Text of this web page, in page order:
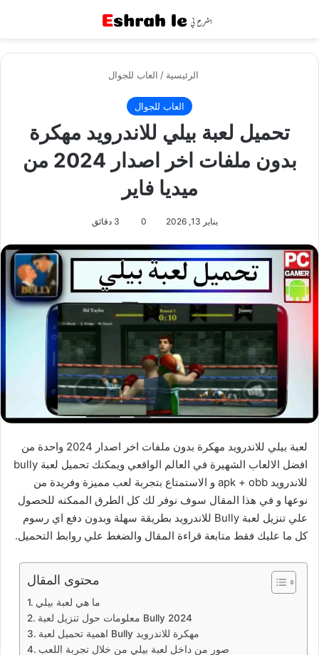
الرئيسية / العاب للجوال
العاب للجوال
تحميل لعبة بيلي للاندرويد مهكرة
بدون ملفات اخر اصدار 2024 من
ميديا فاير
يناير 13, 2026 0
لعبة بيلي للاندرويد مهكرة بدون ملفات اخر اصدار 2024 واحدة من
افضل الالعاب الشهيرة في العالم الواقعي ويمكنك تحميل لعبة bully
للاندرويد apk + obb و الاستمتاع بتجربة لعب مميزة وفريدة من
نوعها و في هذا المقال سوف نوفر لك كل الطرق الممكنه للحصول
علي تنزيل لعبة Bully للاندرويد بطريقة سهلة وبدون دفع اي رسوم
كل ما عليك فقط متابعة قراءة المقال والضغط علي روابط التحميل.
محتوى المقال
ما هي لعبة بيلي
معلومات حول تنزيل لعبة Bully 2024
اهمية تحميل لعبة Bully مهكرة للاندرويد
صور من داخل لعبة بيلي من خلال تجربة اللعب